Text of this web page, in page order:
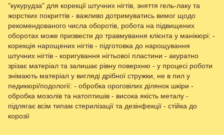
"кукурудза" для корекції штучних нігтів, зняття гель-лаку та
жорстких покриттів - важливо дотримуватись вимог щодо
рекомендованого числа оборотів, робота на підвищених
оборотах може призвести до травмування клієнта у манікюрі: -
корекція нарощених нігтів - підготовка до нарощування
штучних нігтів - коригування нігтьової пластини - акуратно
зрізає матеріал та залишає рівну поверхню - у процесі роботи
знімають матеріал у вигляді дрібної стружки, не в пил у
педикюрі/подології: - обробка ороговілих ділянок шкіри -
обробка мозолів та натоптишів - висока якість металу -
підлягає всім типам стерилізації та дезінфекції - стійка до
корозії